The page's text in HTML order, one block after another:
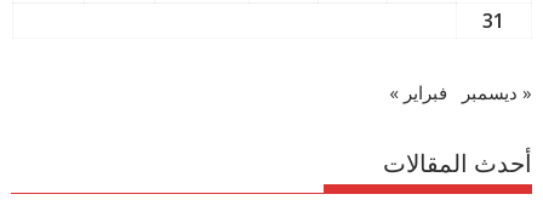
31
« ديسمبر فبراير »
أحدث المقالات